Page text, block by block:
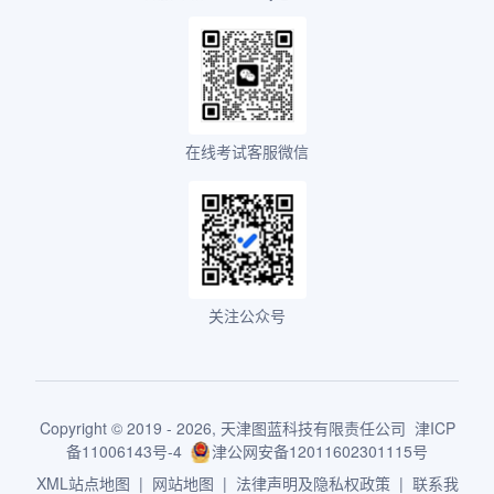
在线考试客服微信
关注公众号
Copyright © 2019 - 2026, 天津图蓝科技有限责任公司 津ICP
备11006143号-4
津公网安备12011602301115号
XML站点地图 | 网站地图 | 法律声明及隐私权政策 | 联系我